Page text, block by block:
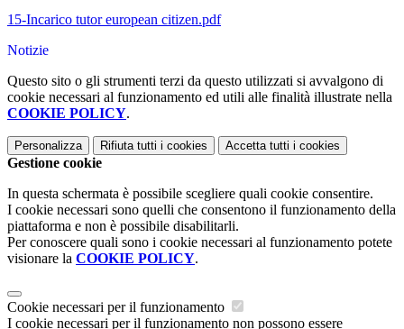
15-Incarico tutor european citizen.pdf
Notizie
Questo sito o gli strumenti terzi da questo utilizzati si avvalgono di
cookie necessari al funzionamento ed utili alle finalità illustrate nella
COOKIE POLICY.
Personalizza Rifiuta tutti i cookies Accetta tutti i cookies
Gestione cookie
In questa schermata è possibile scegliere quali cookie consentire.
I cookie necessari sono quelli che consentono il funzionamento della
piattaforma e non è possibile disabilitarli.
Per conoscere quali sono i cookie necessari al funzionamento potete
visionare la COOKIE POLICY.
Cookie necessari per il funzionamento
I cookie necessari per il funzionamento non possono essere